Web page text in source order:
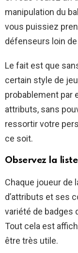
manipulation du
vous puissiez
défenseurs loin de
Le fait est que
certain style de
probablement par
attributs, sans
ressortir votre
ce soit.
Observez la liste
Chaque joueur de
d’attributs et ses
variété de badges
Tout cela est
être très utile.